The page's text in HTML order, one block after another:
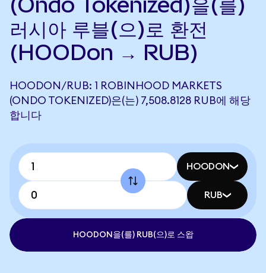
러시아 루블(으)로 환전
(HOODon → RUB)
HOODON/RUB: 1 ROBINHOOD MARKETS
(ONDO TOKENIZED)은(는) 7,508.8128 RUB에 해당
합니다
HOODON
RUB
HOODON을(를) RUB(으)로 스왑